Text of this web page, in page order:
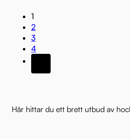
1
2
3
4
Här hittar du ett brett utbud av